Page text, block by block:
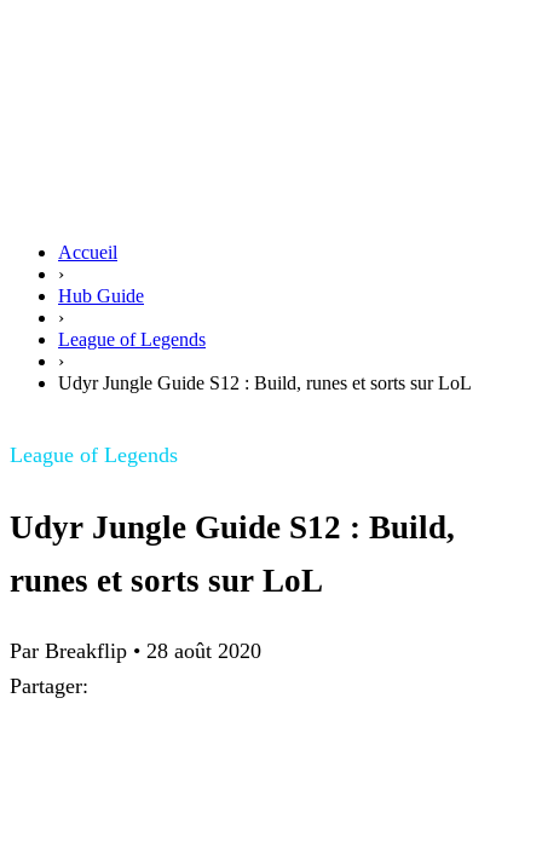
Accueil
›
Hub Guide
›
League of Legends
›
Udyr Jungle Guide S12 : Build, runes et sorts sur LoL
League of Legends
Udyr Jungle Guide S12 : Build,
runes et sorts sur LoL
Par Breakflip • 28 août 2020
Partager: